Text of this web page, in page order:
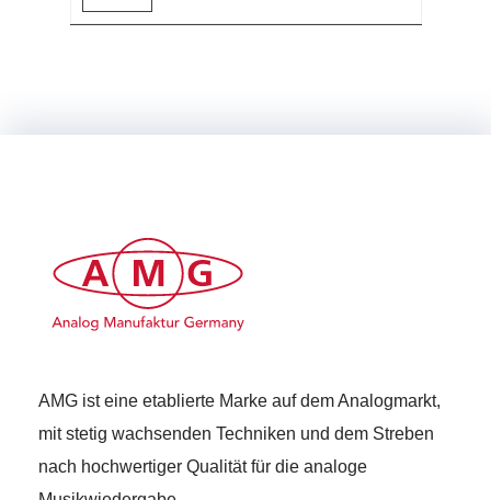
AMG ist eine etablierte Marke auf dem Analogmarkt,
mit stetig wachsenden Techniken und dem Streben
nach hochwertiger Qualität für die analoge